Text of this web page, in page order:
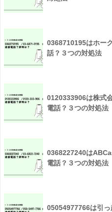
0368710195はホー
話？３つの対処法
0120333906は株式
電話？３つの対処法
0368227240は
電話？３つの対処法
05054977766は引